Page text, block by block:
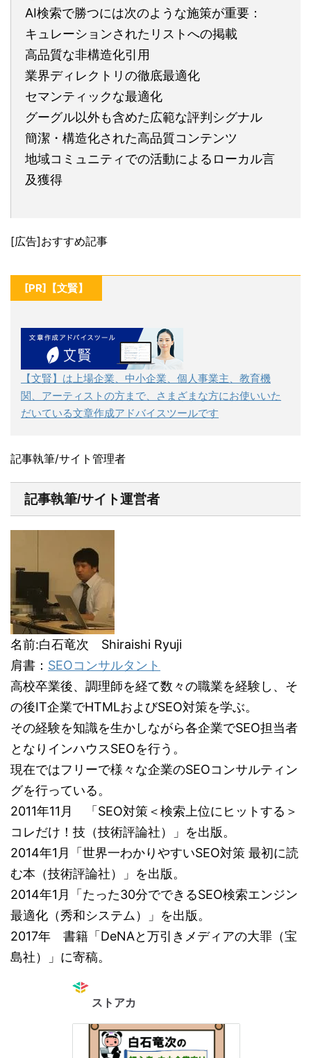
AI検索で勝つには次のような施策が重要：
キュレーションされたリストへの掲載
高品質な非構造化引用
業界ディレクトリの徹底最適化
セマンティックな最適化
グーグル以外も含めた広範な評判シグナル
簡潔・構造化された高品質コンテンツ
地域コミュニティでの活動によるローカル言
及獲得
[広告]おすすめ記事
[PR]【文賢】
【文賢】は上場企業、中小企業、個人事業主、教育機
関、アーティストの方まで、さまざまな方にお使いいた
だいている文章作成アドバイスツールです
記事執筆/サイト管理者
記事執筆/サイト運営者
名前:白石竜次 Shiraishi Ryuji
肩書： SEOコンサルタント
高校卒業後、調理師を経て数々の職業を経験し、そ
の後IT企業でHTMLおよびSEO対策を学ぶ。
その経験を知識を生かしながら各企業でSEO担当者
となりインハウスSEOを行う。
現在ではフリーで様々な企業のSEOコンサルティン
グを行っている。
2011年11月 「SEO対策＜検索上位にヒットする＞
コレだけ！技（技術評論社）」を出版。
2014年1月「世界一わかりやすいSEO対策 最初に読
む本（技術評論社）」を出版。
2014年1月「たった30分でできるSEO検索エンジン
最適化（秀和システム）」を出版。
2017年 書籍「DeNAと万引きメディアの大罪（宝
島社）」に寄稿。
ストアカ